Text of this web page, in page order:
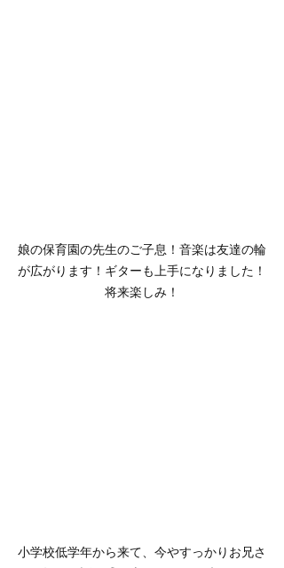
娘の保育園の先生のご子息！音楽は友達の輪
が広がります！ギターも上手になりました！
将来楽しみ！
小学校低学年から来て、今やすっかりお兄さ